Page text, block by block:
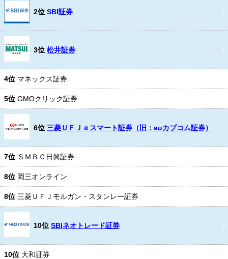
2位 SBI証券
3位 松井証券
4位 マネックス証券
5位 GMOクリック証券
6位 三菱ＵＦＪｅスマート証券（旧：auカブコム証券）
7位 ＳＭＢＣ日興証券
8位 岡三オンライン
8位 三菱ＵＦＪモルガン・スタンレー証券
10位 SBIネオトレード証券
10位 大和証券